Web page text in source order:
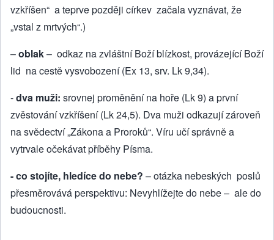
vzkříšen“ a teprve později církev začala vyznávat, že
„vstal z mrtvých“.)
–oblak– odkaz na zvláštní Boží blízkost, provázející Boží
lid na cestě vysvobození (Ex 13, srv. Lk 9,34).
-dva muži: srovnej proměnění na hoře (Lk 9) a první
zvěstování vzkříšení (Lk 24,5). Dva muži odkazují zároveň
na svědectví „Zákona a Proroků“. Víru učí správně a
vytrvale očekávat příběhy Písma.
- co stojíte, hledíce do nebe? – otázka nebeských poslů
přesměrovává perspektivu: Nevyhlížejte do nebe – ale do
budoucnosti.